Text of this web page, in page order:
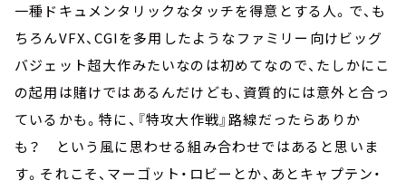
一種ドキュメンタリックなタッチを得意とする人。で、も
ちろんVFX、CGIを多用したようなファミリー向けビッグ
バジェット超大作みたいなのは初めてなので、たしかにこ
の起用は賭けではあるんだけども、資質的には意外と合っ
ているかも。特に、『特攻大作戦』路線だったらありか
も？ という風に思わせる組み合わせではあると思いま
す。それこそ、マーゴット・ロビーとか、あとキャプテン・